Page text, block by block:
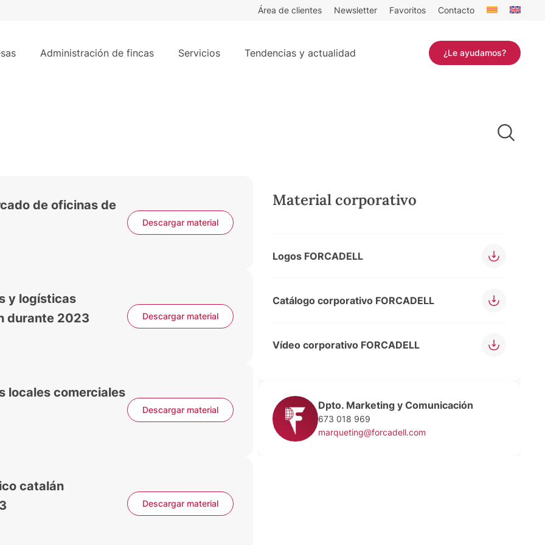
Área de clientes Newsletter Favoritos Contacto
Administración de fincas Servicios Tendencias y actualidad ¿Le ayudamos?
de oficinas de
Descargar material
y logísticas
durante 2023
Descargar material
locales comerciales
Descargar material
catalán
Descargar material
Material corporativo
Logos FORCADELL
Catálogo corporativo FORCADELL
Vídeo corporativo FORCADELL
Dpto. Marketing y Comunicación
673 018 969
marqueting@forcadell.com